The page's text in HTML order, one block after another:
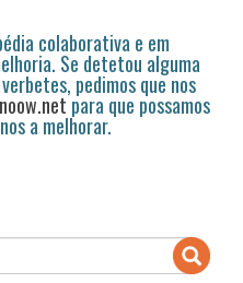
colaborativa e em
Se detetou alguma
pedimos que nos
para que possamos
a melhorar.